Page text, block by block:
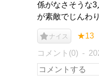
係がなさそうな
が素敵でじんわ
ナイス ★13
コメント(0)